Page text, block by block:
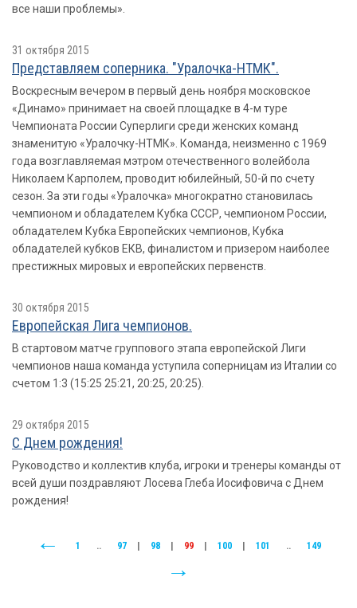
все наши проблемы».
31 октября 2015
Представляем соперника. "Уралочка-НТМК".
Воскресным вечером в первый день ноября московское
«Динамо» принимает на своей площадке в 4-м туре
Чемпионата России Суперлиги среди женских команд
знаменитую «Уралочку-НТМК». Команда, неизменно с 1969
года возглавляемая мэтром отечественного волейбола
Николаем Карполем, проводит юбилейный, 50-й по счету
сезон. За эти годы «Уралочка» многократно становилась
чемпионом и обладателем Кубка СССР, чемпионом России,
обладателем Кубка Европейских чемпионов, Кубка
обладателей кубков ЕКВ, финалистом и призером наиболее
престижных мировых и европейских первенств.
30 октября 2015
Европейская Лига чемпионов.
В стартовом матче группового этапа европейской Лиги
чемпионов наша команда уступила соперницам из Италии со
счетом 1:3 (15:25 25:21, 20:25, 20:25).
29 октября 2015
С Днем рождения!
Руководство и коллектив клуба, игроки и тренеры команды от
всей души поздравляют Лосева Глеба Иосифовича с Днем
рождения!
1 .. 97 98 99 100 101 .. 149